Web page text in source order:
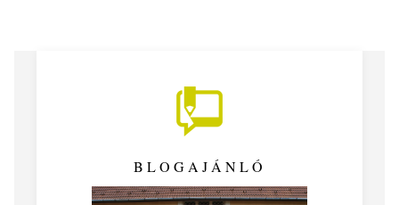
BLOGAJÁNLÓ